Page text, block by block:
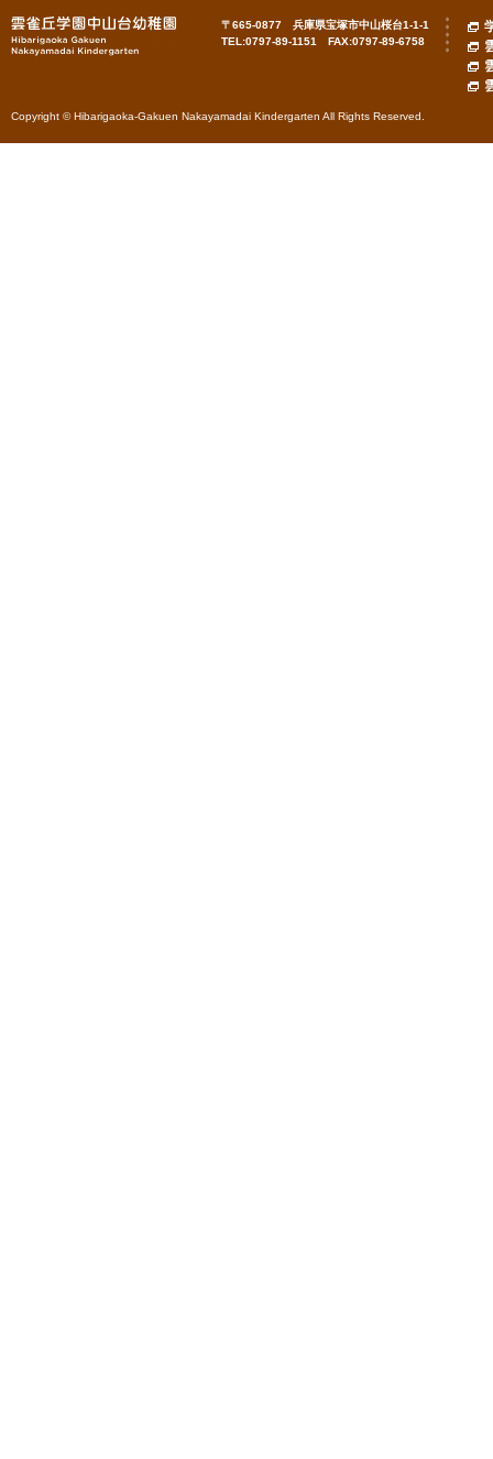
〒665-0877 兵庫県宝塚市中山桜台1-1-1
TEL:0797-89-1151 FAX:0797-89-6758
Copyright © Hibarigaoka-Gakuen Nakayamadai Kindergarten All Rights Reserved.